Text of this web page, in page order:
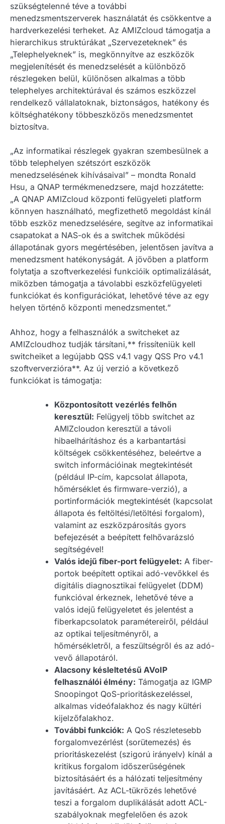
szükségtelenné téve a további
menedzsmentszerverek használatát és csökkentve a
hardverkezelési terheket. Az AMIZcloud támogatja a
hierarchikus struktúrákat „Szervezeteknek” és
„Telephelyeknek” is, megkönnyítve az eszközök
megjelenítését és menedzselését a különböző
részlegeken belül, különösen alkalmas a több
telephelyes architektúrával és számos eszközzel
rendelkező vállalatoknak, biztonságos, hatékony és
költséghatékony többeszközös menedzsmentet
biztosítva.
„Az informatikai részlegek gyakran szembesülnek a
több telephelyen szétszórt eszközök
menedzselésének kihívásaival” – mondta Ronald
Hsu, a QNAP termékmenedzsere, majd hozzátette:
„A QNAP AMIZcloud központi felügyeleti platform
könnyen használható, megfizethető megoldást kínál
több eszköz menedzselésére, segítve az informatikai
csapatokat a NAS-ok és a switchek működési
állapotának gyors megértésében, jelentősen javítva a
menedzsment hatékonyságát. A jövőben a platform
folytatja a szoftverkezelési funkcióik optimalizálását,
miközben támogatja a távolabbi eszközfelügyeleti
funkciókat és konfigurációkat, lehetővé téve az egy
helyen történő központi menedzsmentet.”
Ahhoz, hogy a felhasználók a switcheket az
AMIZcloudhoz tudják társítani,** frissíteniük kell
switcheiket a legújabb QSS v4.1 vagy QSS Pro v4.1
szoftververzióra**. Az új verzió a következő
funkciókat is támogatja:
Központosított vezérlés felhőn
keresztül: Felügyelj több switchet az
AMIZcloudon keresztül a távoli
hibaelhárításhoz és a karbantartási
költségek csökkentéséhez, beleértve a
switch információinak megtekintését
(például IP-cím, kapcsolat állapota,
hőmérséklet és firmware-verzió), a
portinformációk megtekintését (kapcsolat
állapota és feltöltési/letöltési forgalom),
valamint az eszközpárosítás gyors
befejezését a beépített felhővarázsló
segítségével!
Valós idejű fiber-port felügyelet: A fiber-
portok beépített optikai adó-vevőkkel és
digitális diagnosztikai felügyelet (DDM)
funkcióval érkeznek, lehetővé téve a
valós idejű felügyeletet és jelentést a
fiberkapcsolatok paramétereiről, például
az optikai teljesítményről, a
hőmérsékletről, a feszültségről és az adó-
vevő állapotáról.
Alacsony késleltetésű AVoIP
felhasználói élmény: Támogatja az IGMP
Snoopingot QoS-prioritáskezeléssel,
alkalmas videófalakhoz és nagy kültéri
kijelzőfalakhoz.
További funkciók: A QoS részletesebb
forgalomvezérlést (sorütemezés) és
prioritáskezelést (szigorú irányelv) kínál a
kritikus forgalom időszerűségének
biztosításáért és a hálózati teljesítmény
javításáért. Az ACL-tükrözés lehetővé
teszi a forgalom duplikálását adott ACL-
szabályoknak megfelelően és azok